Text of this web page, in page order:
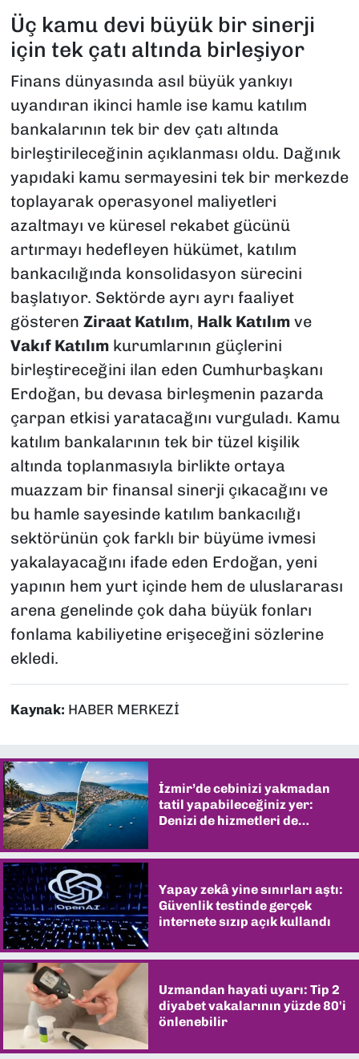
Üç kamu devi büyük bir sinerji
için tek çatı altında birleşiyor
Finans dünyasında asıl büyük yankıyı
uyandıran ikinci hamle ise kamu katılım
bankalarının tek bir dev çatı altında
birleştirileceğinin açıklanması oldu. Dağınık
yapıdaki kamu sermayesini tek bir merkezde
toplayarak operasyonel maliyetleri
azaltmayı ve küresel rekabet gücünü
artırmayı hedefleyen hükümet, katılım
bankacılığında konsolidasyon sürecini
başlatıyor. Sektörde ayrı ayrı faaliyet
gösteren Ziraat Katılım, Halk Katılımve
Vakıf Katılımkurumlarının güçlerini
birleştireceğini ilan eden Cumhurbaşkanı
Erdoğan, bu devasa birleşmenin pazarda
çarpan etkisi yaratacağını vurguladı. Kamu
katılım bankalarının tek bir tüzel kişilik
altında toplanmasıyla birlikte ortaya
muazzam bir finansal sinerji çıkacağını ve
bu hamle sayesinde katılım bankacılığı
sektörünün çok farklı bir büyüme ivmesi
yakalayacağını ifade eden Erdoğan, yeni
yapının hem yurt içinde hem de uluslararası
arena genelinde çok daha büyük fonları
fonlama kabiliyetine erişeceğini sözlerine
ekledi.
Kaynak: HABER MERKEZİ
İzmir’de cebinizi yakmadan
tatil yapabileceğiniz yer:
Denizi de hizmetleri de
Yapay zekâ yine sınırları aştı:
Güvenlik testinde gerçek
internete sızıp açık kullandı
Uzmandan hayati uyarı: Tip 2
diyabet vakalarının yüzde 80'i
önlenebilir